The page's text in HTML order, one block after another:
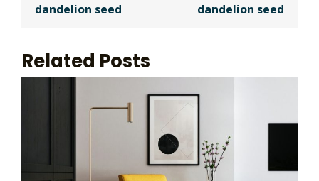
dandelion seed
dandelion seed
Related Posts